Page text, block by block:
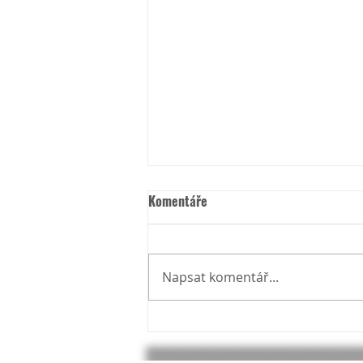
Aglio Olio e Peperoncino s
Komentáře
Napsat komentář...